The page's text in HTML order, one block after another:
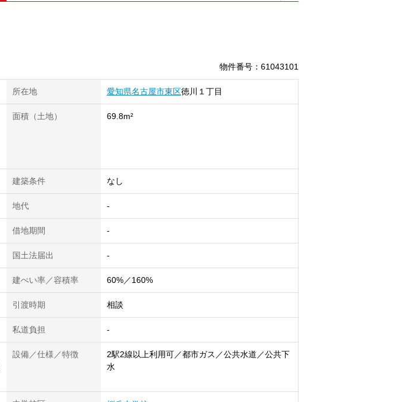
物件番号 ： 61043101
所在地 愛知県名古屋市東区徳川 １丁目
面積（土地） 69.8m²
建築条件 なし
地代 -
借地期間 -
国土法届出 -
建ぺい率／容積率 60%／160%
引渡時期 相談
私道負担 -
設備／仕様／特徴
2駅2線以上利用可／都市ガス／公共水道／公共下
水